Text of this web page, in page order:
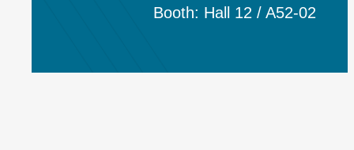
Booth: Hall 12 / A52-02